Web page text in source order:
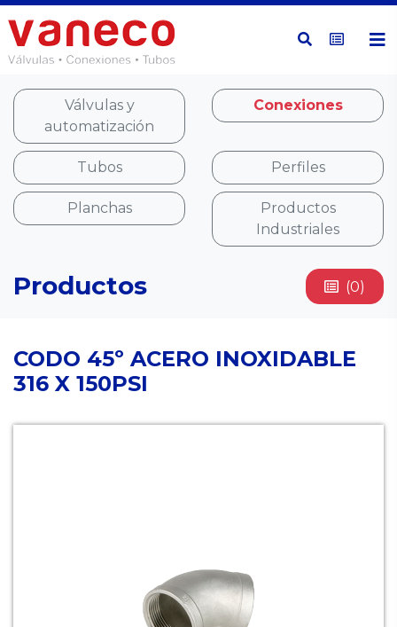
Válvulas y
automatización
Conexiones
Tubos Perfiles
Planchas
Productos
Industriales
Productos (0)
CODO 45º ACERO INOXIDABLE
316 X 150PSI